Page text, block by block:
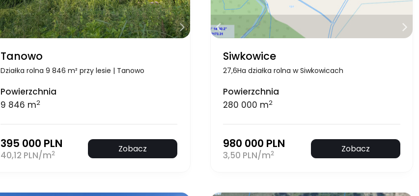
Tanowo
Działka rolna 9 846 m² przy lesie | Tanowo
Powierzchnia
9 846 m2
395 000 PLN
40,12 PLN/m2 Zobacz
Siwkowice
27,6Ha działka rolna w Siwkowicach
Powierzchnia
280 000 m2
980 000 PLN
3,50 PLN/m2 Zobacz